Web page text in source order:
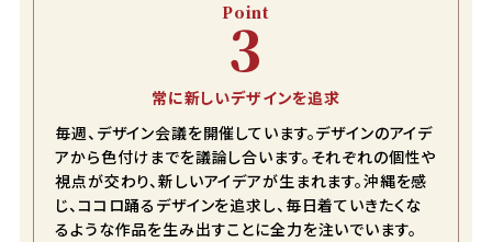
Point
3
常に新しいデザインを追求
毎週、デザイン会議を開催しています。デザインのアイデ
アから色付けまでを議論し合います。それぞれの個性や
視点が交わり、新しいアイデアが生まれます。沖縄を感
じ、ココロ踊るデザインを追求し、毎日着ていきたくな
るような作品を生み出すことに全力を注いでいます。